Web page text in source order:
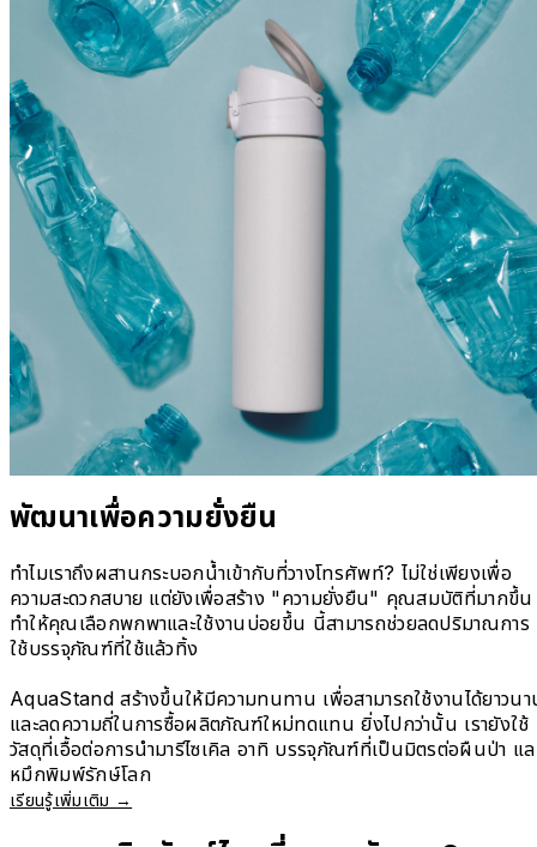
พัฒนาเพื่อความยั่งยืน
ทำไมเราถึงผสานกระบอกน้ำเข้ากับที่วางโทรศัพท์? ไม่ใช่เพียงเพื่อ
ความสะดวกสบาย แต่ยังเพื่อสร้าง "ความยั่งยืน" คุณสมบัติที่มากขึ้น
ทำให้คุณเลือกพกพาและใช้งานบ่อยขึ้น นี้สามารถช่วยลดปริมาณการ
ใช้บรรจุภัณฑ์ที่ใช้แล้วทิ้ง
AquaStand สร้างขึ้นให้มีความทนทาน เพื่อสามารถใช้งานได้ยาวน
และลดความถี่ในการซื้อผลิตภัณฑ์​ใหม่ทดแทน ยิ่งไปกว่านั้น เรายังใช้
วัสดุที่เอื้อต่อการนำมารีไซเคิล อาทิ บรรจุภัณฑ์ที่เป็นมิตรต่อผืนป่า แล
หมึกพิมพ์รักษ์โลก
เรียนรู้เพิ่มเติม →